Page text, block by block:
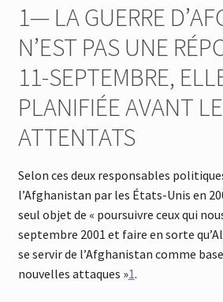
1— LA GUERRE
N’EST PAS UNE
11-SEPTEMBRE,
PLANIFIÉE AVANT
ATTENTATS
Selon ces deux responsables
l’Afghanistan par les États-Unis en
seul objet de « poursuivre ceux qui
septembre 2001 et faire en sorte
se servir de l’Afghanistan comme
nouvelles attaques »1.